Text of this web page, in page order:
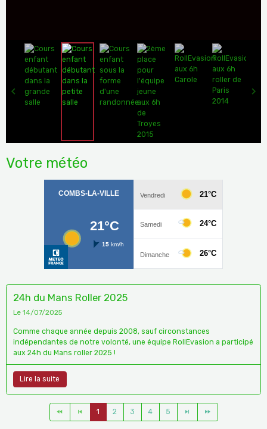
Votre météo
24h du Mans Roller 2025
Le 14/07/2025
Comme chaque année depuis 2008, sauf circonstances
indépendantes de notre volonté, une équipe RollEvasion a participé
aux 24h du Mans roller 2025 !
Lire la suite
1 2 3 4 5